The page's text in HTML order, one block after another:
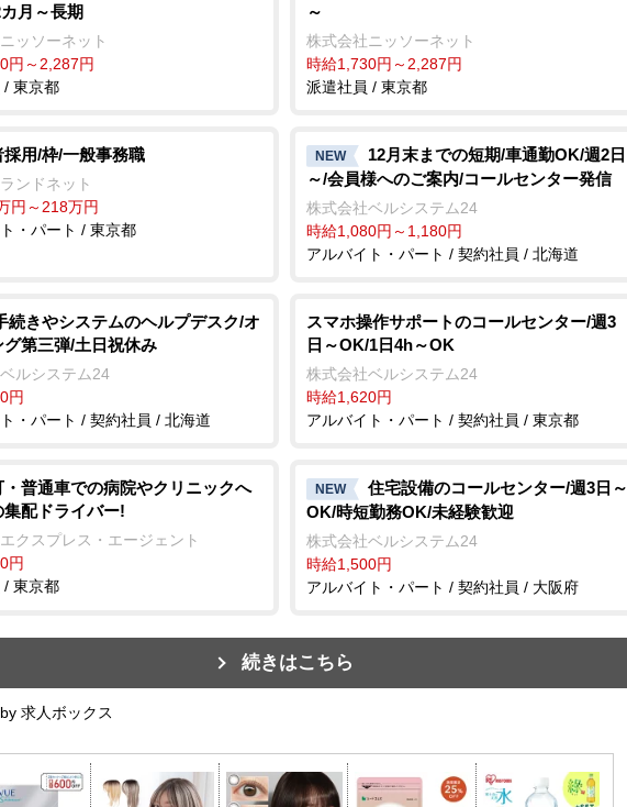
月～長期
ッソーネット
円～2,287円
/ 東京都
～
株式会社ニッソーネット
時給1,730円～2,287円
派遣社員 / 東京都
採用/枠/一般事務職
ンドネット
円～218万円
・パート / 東京都
NEW
12月末までの短期/車通勤OK/週2日
～/会員様へのご案内/コールセンター発信
株式会社ベルシステム24
時給1,080円～1,180円
アルバイト・パート / 契約社員 / 北海道
続きやシステムのヘルプデスク/オ
グ第三弾/土日祝休み
ルシステム24
円
・パート / 契約社員 / 北海道
スマホ操作サポートのコールセンター/週3
日～OK/1日4h～OK
株式会社ベルシステム24
時給1,620円
アルバイト・パート / 契約社員 / 東京都
・普通車での病院やクリニックへ
集配ドライバー!
クスプレス・エージェント
円
/ 東京都
NEW
住宅設備のコールセンター/週3日～
OK/時短勤務OK/未経験歓迎
株式会社ベルシステム24
時給1,500円
アルバイト・パート / 契約社員 / 大阪府
続きはこちら
求人ボックス